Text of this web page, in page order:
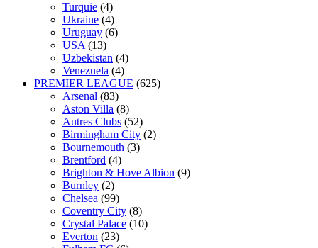
Turquie (4)
Ukraine (4)
Uruguay (6)
USA (13)
Uzbekistan (4)
Venezuela (4)
PREMIER LEAGUE (625)
Arsenal (83)
Aston Villa (8)
Autres Clubs (52)
Birmingham City (2)
Bournemouth (3)
Brentford (4)
Brighton & Hove Albion (9)
Burnley (2)
Chelsea (99)
Coventry City (8)
Crystal Palace (10)
Everton (23)